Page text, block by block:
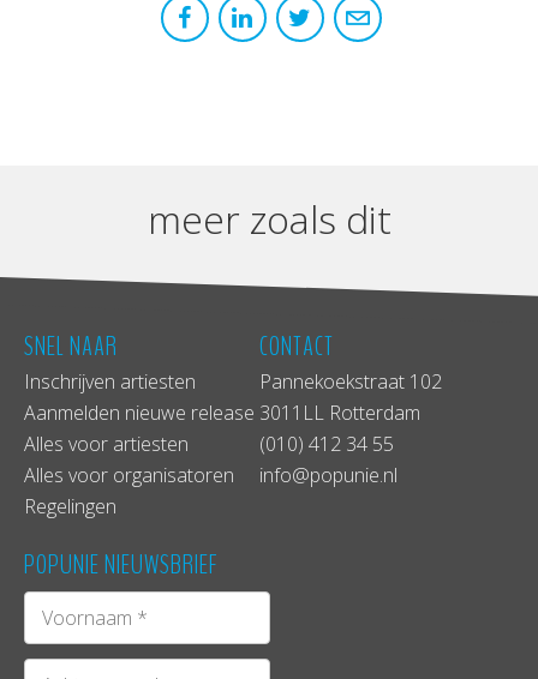
meer zoals dit
SNEL NAAR
Inschrijven artiesten
Aanmelden nieuwe release
Alles voor artiesten
Alles voor organisatoren
Regelingen
CONTACT
Pannekoekstraat 102
3011LL Rotterdam
(010) 412 34 55
info@popunie.nl
POPUNIE NIEUWSBRIEF